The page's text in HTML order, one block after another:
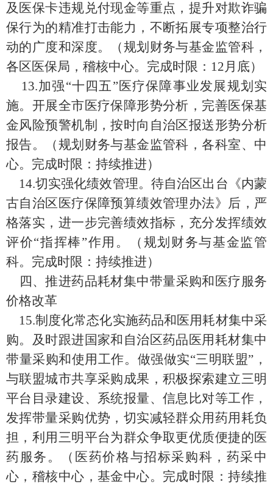
及医保卡违规兑付现金等重点，提升对欺诈骗
保行为的精准打击能力，不断拓展专项整治行
动的广度和深度。
（规划财务与基金监管科，
各区医保局，稽核中心。完成时限： 12月底）
13.加强“十四五”医疗保障事业发展规划实
施。开展全市医疗保障形势分析，完善医保基
金风险预警机制，按时向自治区报送形势分析
报告。
（规划财务与基金监管科，各科室、中
心。完成时限： 持续推进）
14.切实强化绩效管理。待自治区出台《内蒙
古自治区医疗保障预算绩效管理办法》后，严
格落实，进一步完善绩效指标，充分发挥绩效
评价“指挥棒”作用。
（ 规划财务与基金监管
科。完成时限： 持续推进）
四、推进药品耗材集中带量采购和医疗服务
价格改革
15.制度化常态化实施药品和医用耗材集中采
购。及时跟进国家和自治区药品医用耗材集中
带量采购和使用工作。做强做实“三明联盟”，
与联盟城市共享采购成果，积极探索建立三明
平台目录建设、系统报量、信息比对等工作，
发挥带量采购优势，切实减轻群众用药用耗负
担，利用三明平台为群众争取更优质便捷的医
药服务。
（ 医药价格与招标采购科， 药采中
心，稽核中心，基金中心。完成时限：持续推